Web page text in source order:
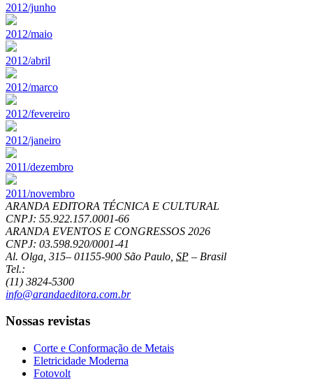
2012/junho
2012/maio
2012/abril
2012/marco
2012/fevereiro
2012/janeiro
2011/dezembro
2011/novembro
ARANDA EDITORA TÉCNICA E CULTURAL
CNPJ: 55.922.157.0001-66
ARANDA EVENTOS E CONGRESSOS 2026
CNPJ: 03.598.920/0001-41
Al. Olga, 315– 01155-900 São Paulo SP – Brasil
Tel.:
(11) 3824-5300
info@arandaeditora.com.br
Nossas revistas
Corte e Conformação de Metais
Eletricidade Moderna
Fotovolt